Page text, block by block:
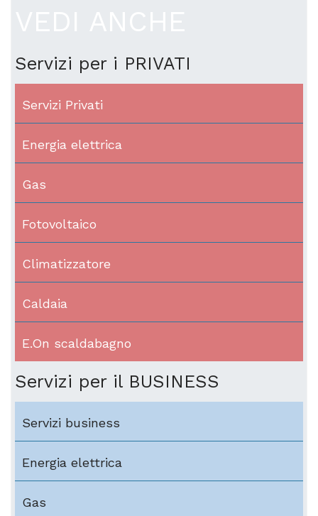
Servizi per i PRIVATI
Servizi Privati
Energia elettrica
Gas
Fotovoltaico
Climatizzatore
Caldaia
E.On scaldabagno
Servizi per il BUSINESS
Servizi business
Energia elettrica
Gas